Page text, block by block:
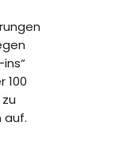
100
auf.